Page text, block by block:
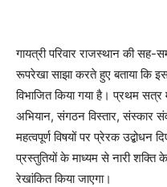
गायत्री परिवार राजस्थान की सह-
रूपरेखा साझा करते हुए बताया कि
विभाजित किया गया है। प्रथम सत्र
अभियान, संगठन विस्तार, संस्कार
महत्वपूर्ण विषयों पर प्रेरक
प्रस्तुतियों के माध्यम से नारी
रेखांकित किया जाएगा।